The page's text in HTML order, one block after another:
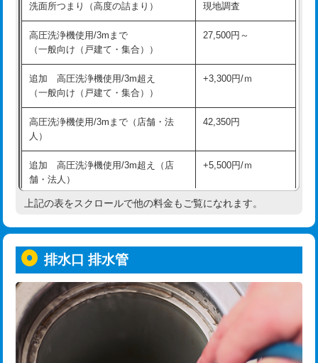
バスタブ設置 現場見積
追加人工 16,500円
廃棄・処分 現場見積
※給水管工事は20mmまでの価格です。
給水管工事※（ホール加工) 16,500円
給水管工事※（バンド止め)
給水管工事※（支持金具設置) 5,500円
給水管工事※（保温材使用（バンド止
め込み）)
5,500円
給水管工事※（土の掘削・埋め戻し作
業)
11,000円
給水管工事※（塩ビ管（VP・HI）使
用/3ｍまで)
用（追加）/3ｍ超え)
給水管工事※（ライニング鋼管・銅
管・ポリ管・HT管使用/3ｍまで)
44,000円
給水管工事※（ライニング鋼管・銅
管・ポリ管・HT管使用/3ｍ超え)
+8,800円
洗面所つまり（高度の詰まり） 現地調査
高圧洗浄機使用/3mまで
（一般向け（戸建て・集合））
27,500円～
追加 高圧洗浄機使用/3m超え
（一般向け（戸建て・集合））
+3,300円/ｍ
高圧洗浄機使用/3mまで（店舗・法
人）
42,350円
追加 高圧洗浄機使用/3m超え（店
舗・法人）
+5,500円/ｍ
高度高圧洗浄換 現地調査
トーラー機使用/3mまで
追加トーラー機使用/3m超え +3,300円
カメラ調査 33,000円
桝清掃 8,800円
上記の表をスクロールで他の料金もご覧になれます。
排水口 排水管